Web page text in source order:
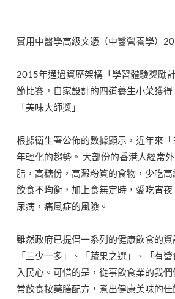
實用中醫學高級文憑（中醫營養學）
2015年通過資歷架構「學習體驗獎勵
節比賽，自家設計的四道養生小菜獲
「美味大師獎」
根據衛生署公佈的數據顯示，近年來
年輕化的趨勢。 大部份的香港人經常
脂，高糖份，高澱粉質的食物，少吃高
飲食不均衡，加上食無定時，愛吃宵
尿病，痛風症的風險。
雖然政府已提倡一系列的健康飲食的
「三少一多」、「蔬果之選」、「有
入民心。可惜的是，從事飲食業的我
常飲食按藥膳配方，煮出健康美味的